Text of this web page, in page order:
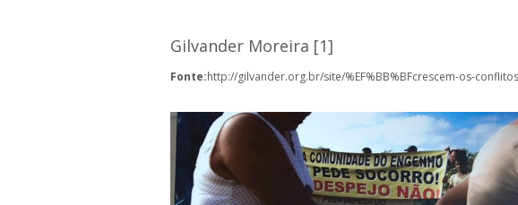
Gilvander Moreira [1]
Fonte:http://gilvander.org.br/site/%EF%BB%BFcrescem-os-